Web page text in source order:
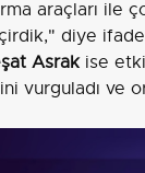
araçları ile
diye
Asrakise
vurguladı ve